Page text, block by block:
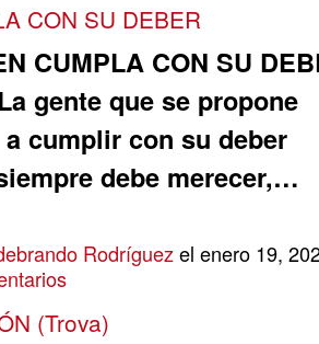
CON SU DEBER
CUMPLA CON SU
gente que se propone
a cumplir con su deber
debe merecer,…
Rodríguez el enero 19,
(Trova)